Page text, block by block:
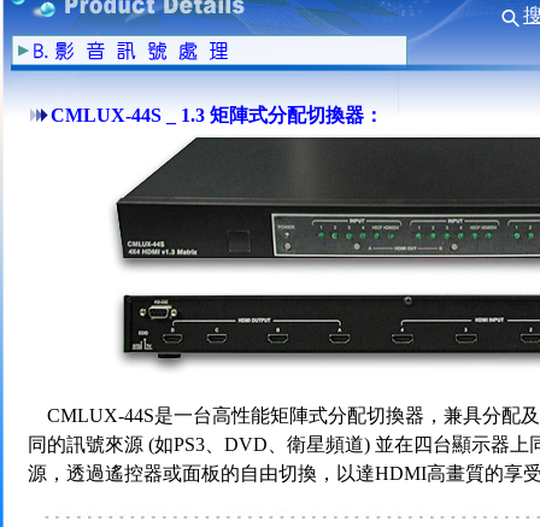
CMLUX-44S _ 1.3 矩陣式分配切換器：
CMLUX-44S是一台高性能矩陣式分配切換器，兼具分配
同的訊號來源 (如PS3、DVD、衛星頻道) 並在四台顯示器
源，透過遙控器或面板的自由切換，以達HDMI高畫質的享